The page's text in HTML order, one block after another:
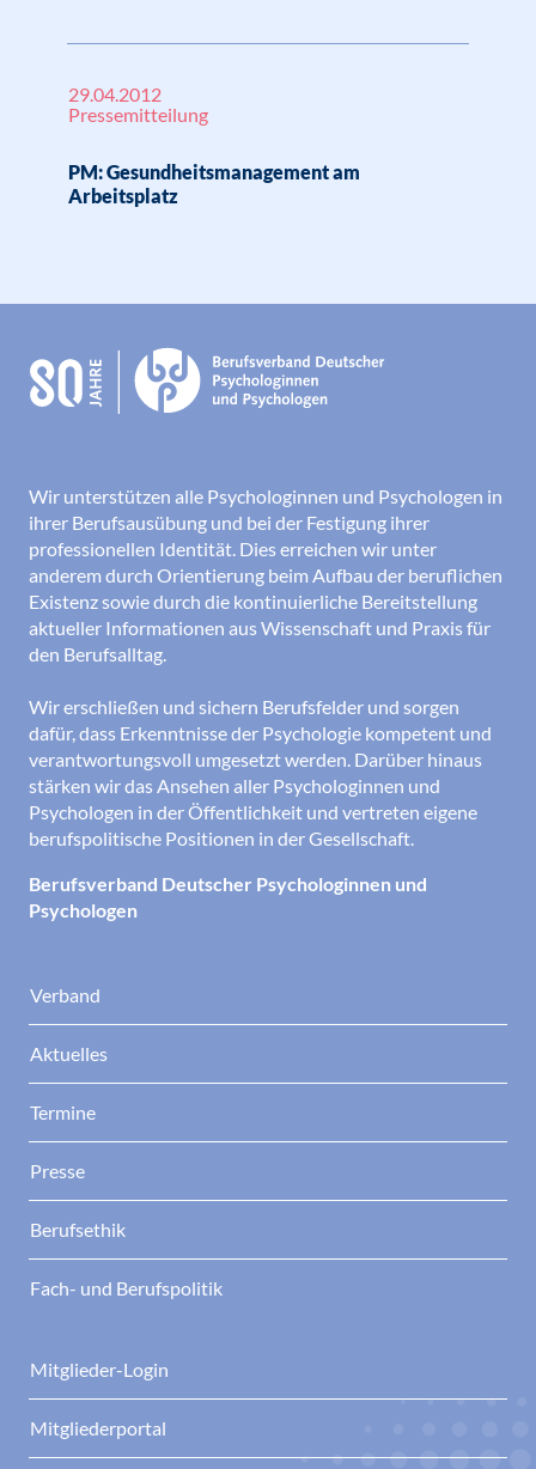
29.04.2012
Pressemitteilung
PM: Gesundheitsmanagement am
Arbeitsplatz
Wir unterstützen alle Psychologinnen und Psychologen in
ihrer Berufsausübung und bei der Festigung ihrer
professionellen Identität. Dies erreichen wir unter
anderem durch Orientierung beim Aufbau der beruflichen
Existenz sowie durch die kontinuierliche Bereitstellung
aktueller Informationen aus Wissenschaft und Praxis für
den Berufsalltag.
Wir erschließen und sichern Berufsfelder und sorgen
dafür, dass Erkenntnisse der Psychologie kompetent und
verantwortungsvoll umgesetzt werden. Darüber hinaus
stärken wir das Ansehen aller Psychologinnen und
Psychologen in der Öffentlichkeit und vertreten eigene
berufspolitische Positionen in der Gesellschaft.
Berufsverband Deutscher Psychologinnen und
Psychologen
Verband
Aktuelles
Termine
Presse
Berufsethik
Fach- und Berufspolitik
Mitglieder-Login
Mitgliederportal